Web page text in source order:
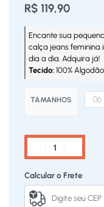
R$ 119,90
Encante sua
calça jeans feminina
dia a dia. Adquira já!
Tecido: 100% Algodão
TAMANHOS 06
Calcular o Frete